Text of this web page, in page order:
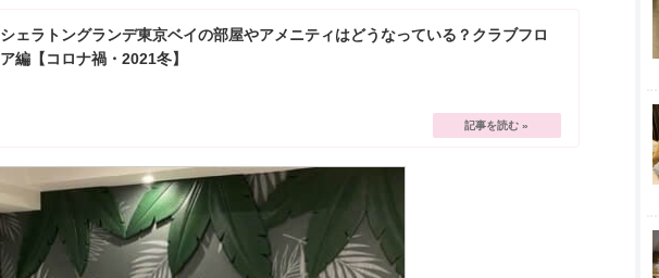
シェラトングランデ東京ベイの部屋やアメニティはどうなっている？クラブフロ
ア編【コロナ禍・2021冬】